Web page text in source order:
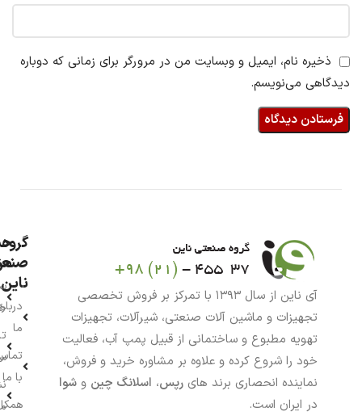
ذخیره نام، ایمیل و وبسایت من در مرورگر برای زمانی که دوباره
دیدگاهی می‌نویسم.
آی ناین از سال ۱۳۹۳ با تمرکز بر فروش تخصصی
تجهیزات و ماشین آلات صنعتی، شیرآلات، تجهیزات
تهویه مطبوع و ساختمانی از قبیل پمپ آب، فعالیت
خود را شروع کرده و علاوه بر مشاوره خرید و فروش،
نماینده انحصاری برند های رپس، اسلانگ چین و شوا
در ایران است.
گروه
ناین
ما
با ما